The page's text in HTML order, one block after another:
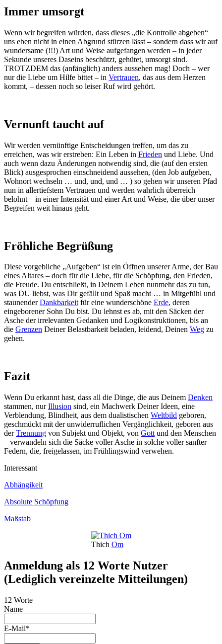
Immer umsorgt
Wenn wir begreifen würden, dass dieses „die Kontrolle abgeben“
uns eben nicht in einen Abgrund stürzen lässt – sondern dass wir auf
wundersame (!!!) Art und Weise aufgefangen werden – in jeder
Sekunde unseres Daseins beschützt, gehütet, umsorgt sind.
TROTZDEM das (anfänglich) anders aussehen mag! Doch – wer
nur die Liebe um Hilfe bittet – in Vertrauen, das aus dem Herzen
kommt, – dessen noch so leiser Ruf wird gehört.
Vernunft taucht auf
Wir werden vernünftige Entscheidungen treffen, um das zu
erreichen, was wir erstreben: Ein Leben in Frieden und Liebe. Und
auch wenn dazu Änderungen notwendig sind, die (auf den ersten
Blick) ausgesprochen einschneidend aussehen, (den Job aufgeben,
Wohnort wechseln … und, und, und … ) so gehen wir unseren Pfad
nun in allertiefstem Vertrauen und werden wahrlich überreich
belohnt – in einer Intensität und einer Art und Weise, die über unser
Begreifen weit hinaus geht.
Fröhliche Begrüßung
Diese vorgebliche „Aufgeben“ ist ein Öffnen unserer Arme, der Bau
eines Altares – doch für die Liebe, für die Schöpfung, den Frieden,
die Freude. Du entschließt, in Deinem Leben nunmehr das zu tun,
was DU liebst, was Dir gefällt und Spaß macht … in Mitgefühl und
staunenderDankbarkeitfür eine wunderschöne Erde, deren
eingeborener Sohn Du bist. Du lehnst es ab, mit den Säcken der
Asche der irrelevanten Gedanken und Logikonstruktionen, bis an
die Grenzen Deiner Belastbarkeit beladen, leidend, Deinen Weg zu
gehen.
Fazit
Wenn Du erkannt hast, dass all die Dinge, die aus Deinem Denken
stammen, nurIllusion sind, ein Machwerk Deiner Ideen, eine
Verblendung, Blindheit, aus dem dualistischen Weltbild geboren,
geschmückt mit der unwiderruflichen Vergänglichkeit, geboren aus
derTrennung von Subjekt und Objekt, von Gott und den Menschen
– verwandeln sich die Säcke voller Asche in solche voller sanfter
Federn, die, freigelassen, im Frühlingswind verwehen.
Interessant
Abhängikeit
Absolute Schöpfung
Maßstab
Thich Om
Anmeldung als 12 Worte Nutzer
(Lediglich vereinzelte Mitteilungen)
12 Worte
Name
E-Mail*